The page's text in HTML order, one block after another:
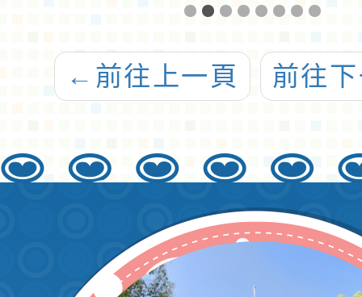
辦理111學年度
「素養導向標準
本位評量應用研
線上
← 前往上一頁 前往